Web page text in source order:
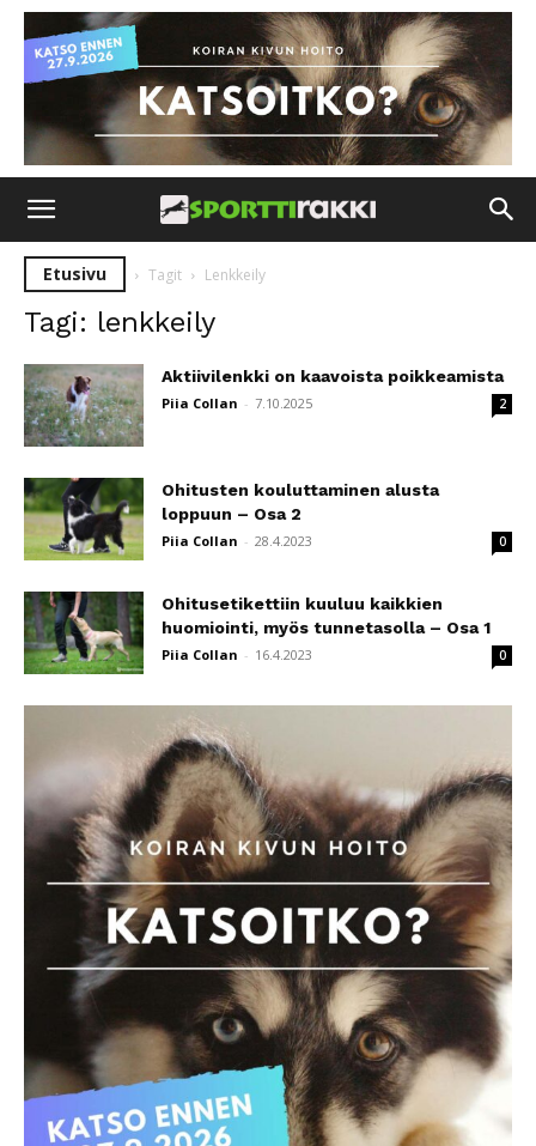
Etusivu Tagit Lenkkeily
Tagi: lenkkeily
Aktiivilenkki on kaavoista poikkeamista
Piia Collan - 7.10.2025 2
Ohitusten kouluttaminen alusta
loppuun – Osa 2
Piia Collan - 28.4.2023 0
Ohitusetikettiin kuuluu kaikkien
huomiointi, myös tunnetasolla – Osa 1
Piia Collan - 16.4.2023 0